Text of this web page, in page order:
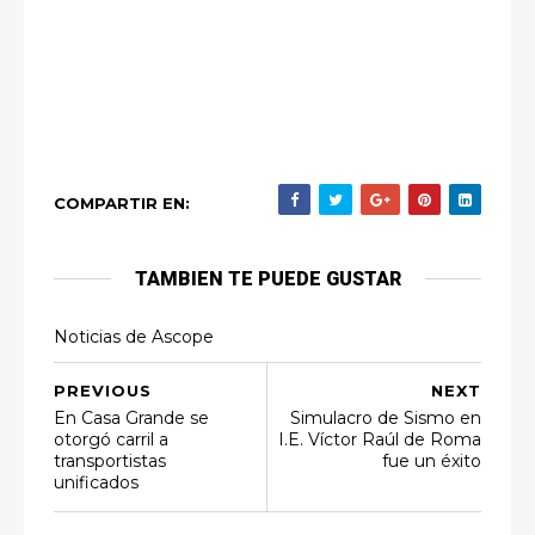
COMPARTIR EN:
TAMBIEN TE PUEDE GUSTAR
Noticias de Ascope
NEXT
Simulacro de Sismo en
I.E. Víctor Raúl de Roma
fue un éxito
PREVIOUS
En Casa Grande se
otorgó carril a
transportistas
unificados